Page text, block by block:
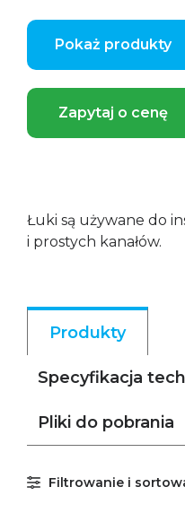
Pokaż produkty
Zapytaj o cenę
Łuki są używane do
i prostych kanałów.
Produkty
Specyfikacja
Pliki do pobrania
Filtrowanie i